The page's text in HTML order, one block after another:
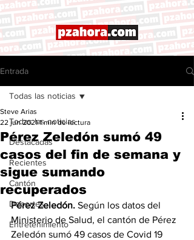
Entrada
Todas las noticias
Destacadas
Recientes
Cantón
Deportes
Entretenimiento
Todas las noticias
Pérez Zeledón sumó 49
casos del fin de semana y
sigue sumando
recuperados
Steve Arias
22 jun 2021 1 min de lectura
Pérez Zeledón. Según los datos del
Ministerio de Salud, el cantón de Pérez
Zeledón sumó 49 casos de Covid 19